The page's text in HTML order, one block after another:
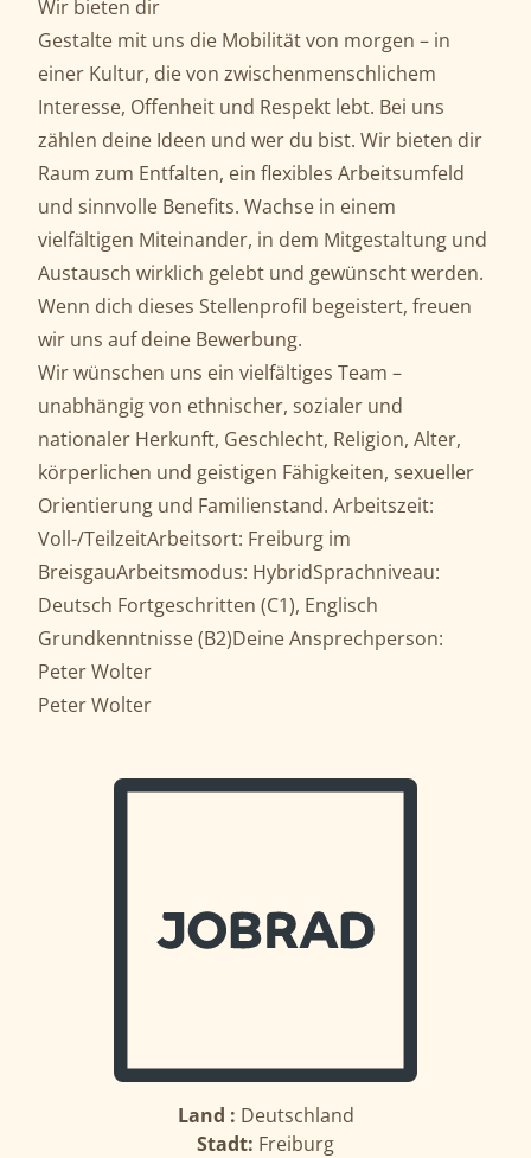
Wir bieten dir
Gestalte mit uns die Mobilität von morgen – in
einer Kultur, die von zwischenmenschlichem
Interesse, Offenheit und Respekt lebt. Bei uns
zählen deine Ideen und wer du bist. Wir bieten dir
Raum zum Entfalten, ein flexibles Arbeitsumfeld
und sinnvolle Benefits. Wachse in einem
vielfältigen Miteinander, in dem Mitgestaltung und
Austausch wirklich gelebt und gewünscht werden.
Wenn dich dieses Stellenprofil begeistert, freuen
wir uns auf deine Bewerbung.
Wir wünschen uns ein vielfältiges Team –
unabhängig von ethnischer, sozialer und
nationaler Herkunft, Geschlecht, Religion, Alter,
körperlichen und geistigen Fähigkeiten, sexueller
Orientierung und Familienstand. Arbeitszeit:
Voll-/TeilzeitArbeitsort: Freiburg im
BreisgauArbeitsmodus: HybridSprachniveau:
Deutsch Fortgeschritten (C1), Englisch
Grundkenntnisse (B2)Deine Ansprechperson:
Peter Wolter
Peter Wolter
Land : Deutschland
Stadt: Freiburg